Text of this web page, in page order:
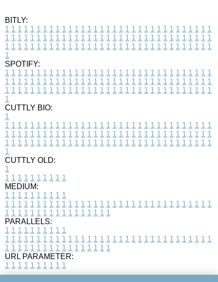
BITLY:
1 1 1 1 1 1 1 1 1 1 1 1 1 1 1 1 1 1 1 1 1 1 1 1 1 1 1 1 1 1 1 1 1
1 1 1 1 1 1 1 1 1 1 1 1 1 1 1 1 1 1 1 1 1 1 1 1 1 1 1 1 1 1 1 1 1
1 1 1 1 1 1 1 1 1 1 1 1 1 1 1 1 1 1 1 1 1 1 1 1 1 1 1 1 1 1 1 1 1
1
SPOTIFY:
1 1 1 1 1 1 1 1 1 1 1 1 1 1 1 1 1 1 1 1 1 1 1 1 1 1 1 1 1 1 1 1 1
1 1 1 1 1 1 1 1 1 1 1 1 1 1 1 1 1 1 1 1 1 1 1 1 1 1 1 1 1 1 1 1 1
1 1 1 1 1 1 1 1 1 1 1 1 1 1 1 1 1 1 1 1 1 1 1 1 1 1 1 1 1 1 1 1 1
1
CUTTLY BIO:
1
1 1 1 1 1 1 1 1 1 1 1 1 1 1 1 1 1 1 1 1 1 1 1 1 1 1 1 1 1 1 1 1 1
1 1 1 1 1 1 1 1 1 1 1 1 1 1 1 1 1 1 1 1 1 1 1 1 1 1 1 1 1 1 1 1 1
1 1 1 1 1 1 1 1 1 1 1 1 1 1 1 1 1 1 1 1 1 1 1 1 1 1 1 1 1 1 1 1 1
1
CUTTLY OLD:
1
1 1 1 1 1 1 1 1 1 1
MEDIUM:
1 1 1 1 1 1 1 1 1 1
1 1 1 1 1 1 1 1 1 1 1 1 1 1 1 1 1 1 1 1 1 1 1 1 1 1 1 1 1 1 1 1 1
1 1 1 1 1 1 1 1 1 1 1 1 1 1 1 1 1
PARALLELS:
1 1 1 1 1 1 1 1 1 1
1 1 1 1 1 1 1 1 1 1 1 1 1 1 1 1 1 1 1 1 1 1 1 1 1 1 1 1 1 1 1 1 1
1 1 1 1 1 1 1 1 1 1 1 1 1 1 1 1 1
URL PARAMETER:
1 1 1 1 1 1 1 1 1 1